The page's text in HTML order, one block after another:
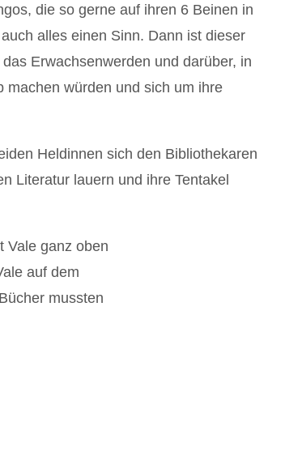
die so gerne auf ihren 6 Beinen in
alles einen Sinn. Dann ist dieser
Erwachsenwerden und darüber, in
machen würden und sich um ihre
Heldinnen sich den Bibliothekaren
Literatur lauern und ihre Tentakel
auf dem
mussten